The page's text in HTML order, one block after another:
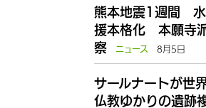
熊本地震1週間 水
援本格化 本願寺
察
ニュース 8月5日
サールナートが世
仏教ゆかりの遺跡